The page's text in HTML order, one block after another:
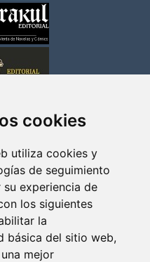
cookies
utiliza cookies y
de seguimiento
su experiencia de
los siguientes
la
básica del sitio web,
mejor
LA ACTRIZ MAS GUAPA DE
RICKARDS), LAS FOTOS
ALIADA DE ARROW